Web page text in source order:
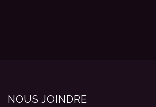
NOUS JOINDRE